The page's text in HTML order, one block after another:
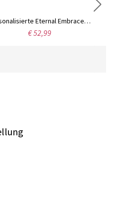
Personalisierte Eternal Embrace Name Halskette
€ 52,99